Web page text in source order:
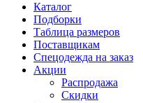
Каталог
Подборки
Таблица размеров
Поставщикам
Спецодежда на заказ
Акции
Распродажа
Скидки